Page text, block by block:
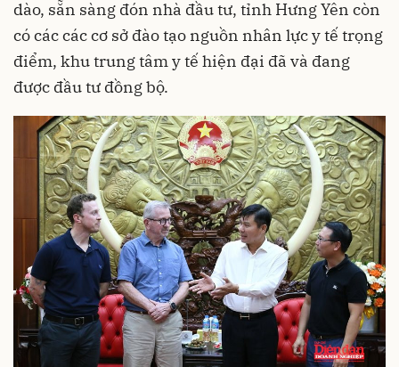
dào, sẵn sàng đón nhà đầu tư, tỉnh Hưng Yên còn
có các các cơ sở đào tạo nguồn nhân lực y tế trọng
điểm, khu trung tâm y tế hiện đại đã và đang
được đầu tư đồng bộ.